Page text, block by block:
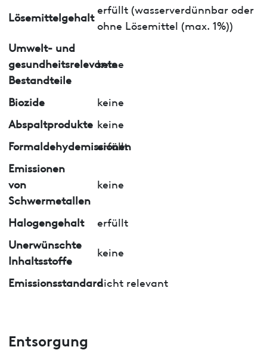
Lösemittelgehalt
erfüllt (wasserverdünnbar oder
ohne Lösemittel (max. 1%))
Umwelt- und
gesundheitsrelevante
Bestandteile
keine
Biozide
keine
Abspaltprodukte keine
Formaldehydemissionen
erfüllt
Emissionen
von
Schwermetallen
keine
Halogengehalt
erfüllt
Unerwünschte
Inhaltsstoffe
keine
Emissionsstandardnicht relevant
Entsorgung